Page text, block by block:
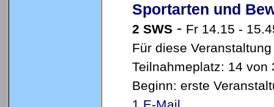
Sportarten und
2 SWS - Fr 14.15 -
Für diese
Teilnahmeplatz: 14 von
Beginn: erste